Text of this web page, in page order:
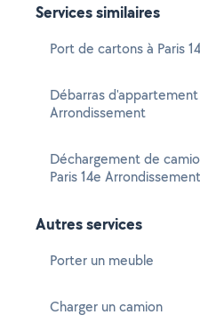
Services similaires
Port de cartons à Paris
Débarras d'appartement
Arrondissement
Déchargement de
Paris 14e Arrondissement
Autres services
Porter un meuble
Charger un camion